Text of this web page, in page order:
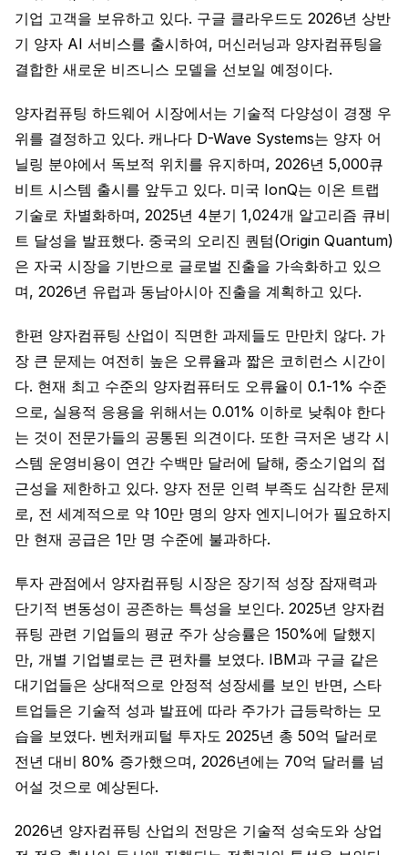
기업 고객을 보유하고 있다. 구글 클라우드도 2026년 상반
기 양자 AI 서비스를 출시하여, 머신러닝과 양자컴퓨팅을
결합한 새로운 비즈니스 모델을 선보일 예정이다.
양자컴퓨팅 하드웨어 시장에서는 기술적 다양성이 경쟁 우
위를 결정하고 있다. 캐나다 D-Wave Systems는 양자 어
닐링 분야에서 독보적 위치를 유지하며, 2026년 5,000큐
비트 시스템 출시를 앞두고 있다. 미국 IonQ는 이온 트랩
기술로 차별화하며, 2025년 4분기 1,024개 알고리즘 큐비
트 달성을 발표했다. 중국의 오리진 퀀텀(Origin Quantum)
은 자국 시장을 기반으로 글로벌 진출을 가속화하고 있으
며, 2026년 유럽과 동남아시아 진출을 계획하고 있다.
한편 양자컴퓨팅 산업이 직면한 과제들도 만만치 않다. 가
장 큰 문제는 여전히 높은 오류율과 짧은 코히런스 시간이
다. 현재 최고 수준의 양자컴퓨터도 오류율이 0.1-1% 수준
으로, 실용적 응용을 위해서는 0.01% 이하로 낮춰야 한다
는 것이 전문가들의 공통된 의견이다. 또한 극저온 냉각 시
스템 운영비용이 연간 수백만 달러에 달해, 중소기업의 접
근성을 제한하고 있다. 양자 전문 인력 부족도 심각한 문제
로, 전 세계적으로 약 10만 명의 양자 엔지니어가 필요하지
만 현재 공급은 1만 명 수준에 불과하다.
투자 관점에서 양자컴퓨팅 시장은 장기적 성장 잠재력과
단기적 변동성이 공존하는 특성을 보인다. 2025년 양자컴
퓨팅 관련 기업들의 평균 주가 상승률은 150%에 달했지
만, 개별 기업별로는 큰 편차를 보였다. IBM과 구글 같은
대기업들은 상대적으로 안정적 성장세를 보인 반면, 스타
트업들은 기술적 성과 발표에 따라 주가가 급등락하는 모
습을 보였다. 벤처캐피털 투자도 2025년 총 50억 달러로
전년 대비 80% 증가했으며, 2026년에는 70억 달러를 넘
어설 것으로 예상된다.
2026년 양자컴퓨팅 산업의 전망은 기술적 성숙도와 상업